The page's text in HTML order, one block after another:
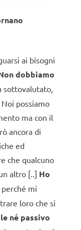
ai bisogni
dobbiamo
sottovalutato,
possiamo
ma con il
ancora di
ed
che qualcuno
altro [..] Ho
mi
loro che si
né passivo